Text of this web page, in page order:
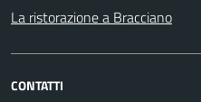
La ristorazione a Bracciano
CONTATTI